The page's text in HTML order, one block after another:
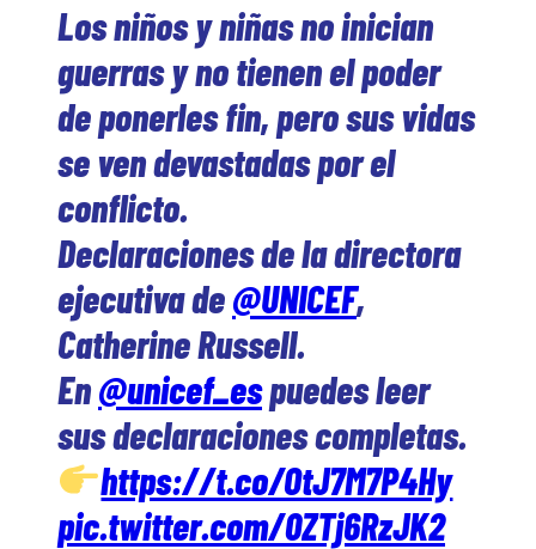
Los niños y niñas no inician
guerras y no tienen el poder
de ponerles fin, pero sus vidas
se ven devastadas por el
conflicto.
Declaraciones de la directora
ejecutiva de@UNICEF,
Catherine Russell.
En@unicef_espuedes leer
sus declaraciones completas.
https://t.co/OtJ7M7P4Hy
pic.twitter.com/0ZTj6RzJK2